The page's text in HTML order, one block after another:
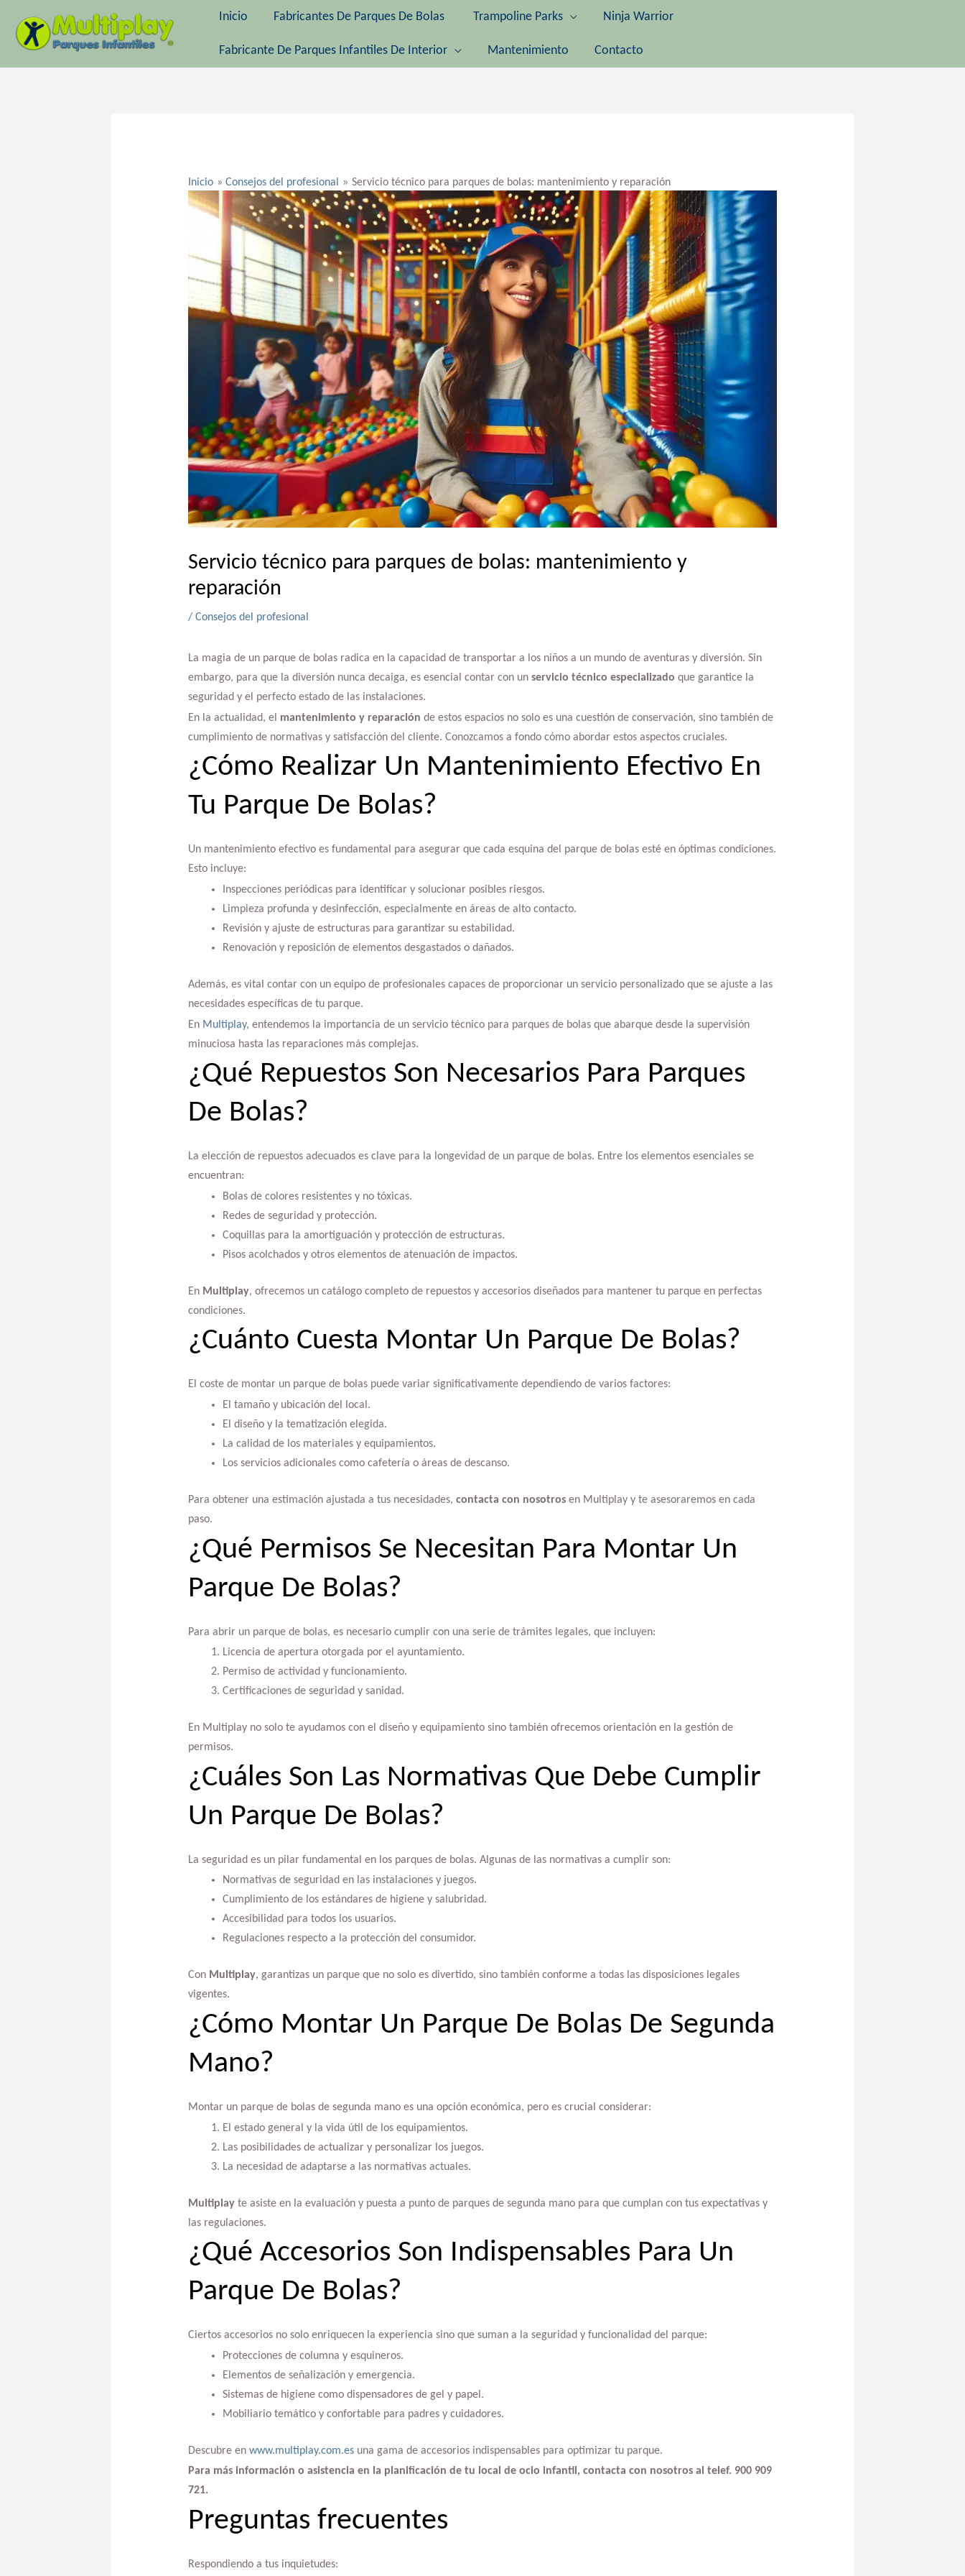
contenido
Inicio Fabricantes De Parques De Bolas Trampoline Parks Ninja Warrior
Fabricante De Parques Infantiles De Interior Mantenimiento Contacto
Inicio Consejos del profesional Servicio técnico para parques de bolas: mantenimiento y reparación
Servicio técnico para parques de bolas: mantenimiento y
reparación
/ Consejos del profesional
La magia de un parque de bolas radica en la capacidad de transportar a los niños a un mundo de aventuras y diversión. Sin
embargo, para que la diversión nunca decaiga, es esencial contar con un servicio técnico especializado que garantice la
seguridad y el perfecto estado de las instalaciones.
En la actualidad, el mantenimiento y reparación de estos espacios no solo es una cuestión de conservación, sino también de
cumplimiento de normativas y satisfacción del cliente. Conozcamos a fondo cómo abordar estos aspectos cruciales.
¿Cómo Realizar Un Mantenimiento Efectivo En
Tu Parque De Bolas?
Un mantenimiento efectivo es fundamental para asegurar que cada esquina del parque de bolas esté en óptimas condiciones.
Esto incluye:
Inspecciones periódicas para identificar y solucionar posibles riesgos.
Limpieza profunda y desinfección, especialmente en áreas de alto contacto.
Revisión y ajuste de estructuras para garantizar su estabilidad.
Renovación y reposición de elementos desgastados o dañados.
Además, es vital contar con un equipo de profesionales capaces de proporcionar un servicio personalizado que se ajuste a las
necesidades específicas de tu parque.
En Multiplay, entendemos la importancia de un servicio técnico para parques de bolas que abarque desde la supervisión
minuciosa hasta las reparaciones más complejas.
¿Qué Repuestos Son Necesarios Para Parques
De Bolas?
La elección de repuestos adecuados es clave para la longevidad de un parque de bolas. Entre los elementos esenciales se
encuentran:
Bolas de colores resistentes y no tóxicas.
Redes de seguridad y protección.
Coquillas para la amortiguación y protección de estructuras.
Pisos acolchados y otros elementos de atenuación de impactos.
En Multiplay, ofrecemos un catálogo completo de repuestos y accesorios diseñados para mantener tu parque en perfectas
condiciones.
¿Cuánto Cuesta Montar Un Parque De Bolas?
El coste de montar un parque de bolas puede variar significativamente dependiendo de varios factores:
El tamaño y ubicación del local.
El diseño y la tematización elegida.
La calidad de los materiales y equipamientos.
Los servicios adicionales como cafetería o áreas de descanso.
Para obtener una estimación ajustada a tus necesidades, contacta con nosotrosen Multiplay y te asesoraremos en cada
paso.
¿Qué Permisos Se Necesitan Para Montar Un
Parque De Bolas?
Para abrir un parque de bolas, es necesario cumplir con una serie de trámites legales, que incluyen:
Licencia de apertura otorgada por el ayuntamiento.
Permiso de actividad y funcionamiento.
Certificaciones de seguridad y sanidad.
En Multiplay no solo te ayudamos con el diseño y equipamiento sino también ofrecemos orientación en la gestión de
permisos.
¿Cuáles Son Las Normativas Que Debe Cumplir
Un Parque De Bolas?
La seguridad es un pilar fundamental en los parques de bolas. Algunas de las normativas a cumplir son:
Normativas de seguridad en las instalaciones y juegos.
Cumplimiento de los estándares de higiene y salubridad.
Accesibilidad para todos los usuarios.
Regulaciones respecto a la protección del consumidor.
Con Multiplay, garantizas un parque que no solo es divertido, sino también conforme a todas las disposiciones legales
vigentes.
¿Cómo Montar Un Parque De Bolas De Segunda
Mano?
Montar un parque de bolas de segunda mano es una opción económica, pero es crucial considerar:
El estado general y la vida útil de los equipamientos.
Las posibilidades de actualizar y personalizar los juegos.
La necesidad de adaptarse a las normativas actuales.
Multiplayte asiste en la evaluación y puesta a punto de parques de segunda mano para que cumplan con tus expectativas y
las regulaciones.
¿Qué Accesorios Son Indispensables Para Un
Parque De Bolas?
Ciertos accesorios no solo enriquecen la experiencia sino que suman a la seguridad y funcionalidad del parque:
Protecciones de columna y esquineros.
Elementos de señalización y emergencia.
Sistemas de higiene como dispensadores de gel y papel.
Mobiliario temático y confortable para padres y cuidadores.
Descubre en www.multiplay.com.esuna gama de accesorios indispensables para optimizar tu parque.
Para más información o asistencia en la planificación de tu local de ocio infantil, contacta con nosotros al telef. 900 909
721.
Preguntas frecuentes
Respondiendo a tus inquietudes: